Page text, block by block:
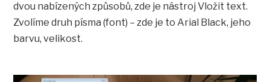
dvou nabízených způsobů, zde je nástroj Vložit text.
Zvolíme druh písma (font) – zde je to Arial Black, jeho
barvu, velikost.